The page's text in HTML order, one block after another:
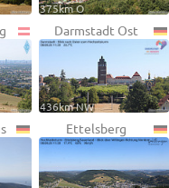
375km O
Darmstadt Ost
436km NW
Ettelsberg